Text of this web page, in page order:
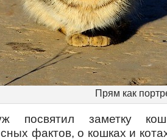
Прям как
посвятил заметку
фактов, о кошках и